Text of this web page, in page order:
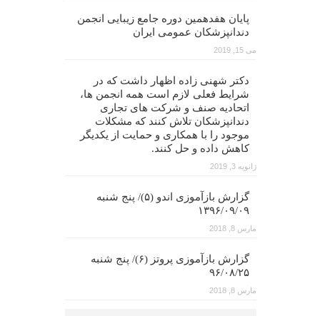
پایان هفدهمین دوره جامع زیبایی انجمن
دندانپزشکان عمومی ایران
می 15, 2019
دکتر شهنی زاده اظهار داشت که در
شرایط فعلی لازم است همه انجمن ها،
اتحادیه صنف و شرکت های تجاری
دندانپزشکان تلاش کنند که مشکلات
موجود را با همکاری و حمایت از یکدیگر
کاهش داده و حل کنند.
ژانویه 3, 2019
گزارش بازآموزی اندو (۵)/ پنج شنبه
۱۳۹۶/۰۹/۰۹
مارس 8, 2018
گزارش بازآموزی پروتز (۶)/ پنج شنبه
۹۶/۰۸/۲۵
مارس 8, 2018